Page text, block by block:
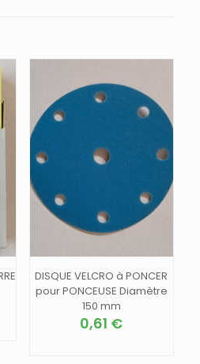
DISQUE VELCRO à PONCER
pour PONCEUSE Diamètre
150 mm
0,61 €